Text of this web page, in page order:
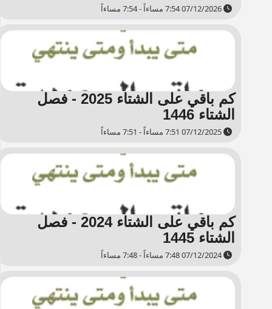
كم باقي على الشتاء 2025 - فصل
الشتاء 1446
كم باقي على الشتاء 2024 - فصل
الشتاء 1445
07/12/2024 7:48 مساءاً - 7:48 مساءاً